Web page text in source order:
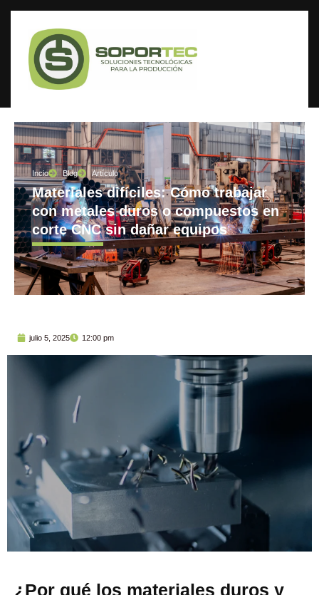
Incio Blog Artículo
Materiales difíciles: Cómo trabajar
con metales duros o compuestos en
corte CNC sin dañar equipos
julio 5, 2025 12:00 pm
¿Por qué los materiales duros y